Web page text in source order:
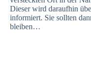
Dieser wird daraufhin
informiert. Sie sollten
bleiben…